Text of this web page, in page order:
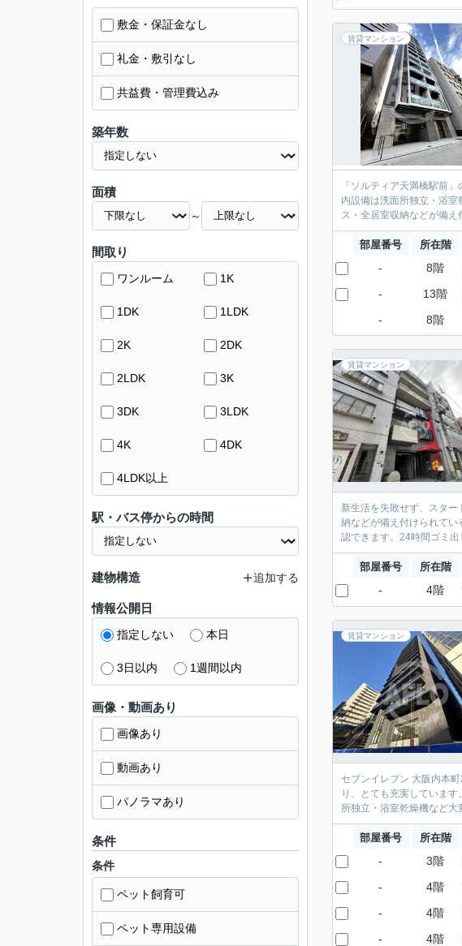
賃貸マンション
「ソルティア天満橋駅前
内設備は洗面所独立・浴
ス・全居室収納などが備
部屋番号 所在階
- 8階
- 13階
- 8階
賃貸マンション
新生活を失敗せず、スタ
納などが備え付けられて
認できます。24時間ゴミ
部屋番号 所在階
- 4階
賃貸マンション
セブンイレブン 大阪内本
り、とても充実していま
所独立・浴室乾燥機など
部屋番号 所在階
- 3階
- 4階
- 4階
- 4階
敷金・保証金なし
礼金・敷引なし
共益費・管理費込み
築年数
面積
～
間取り
ワンルーム 1K
1DK 1LDK
2K 2DK
2LDK 3K
3DK 3LDK
4K 4DK
4LDK以上
駅・バス停からの時間
建物構造 追加する
情報公開日
指定しない 本日
3日以内 1週間以内
画像・動画あり
画像あり
動画あり
パノラマあり
条件
条件
ペット飼育可
ペット専用設備